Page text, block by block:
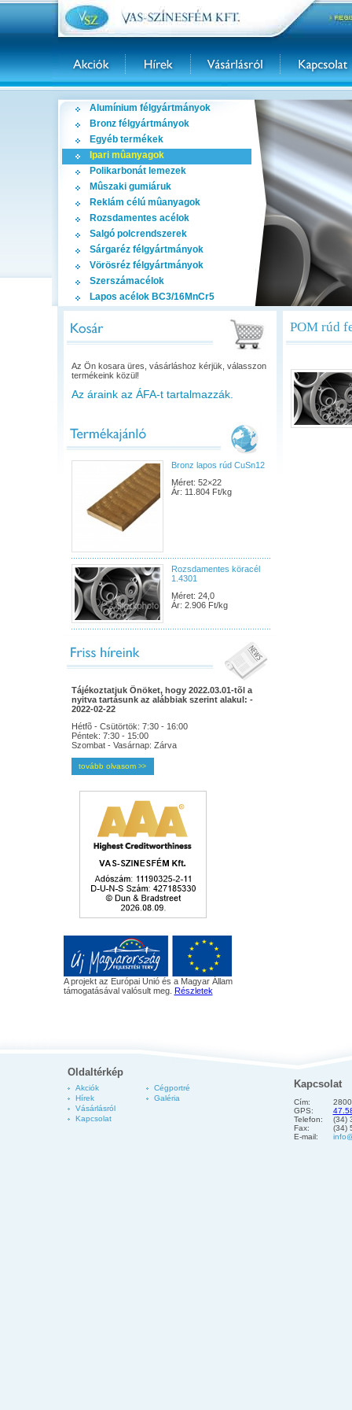
Alumínium félgyártmányok
Bronz félgyártmányok
Egyéb termékek
Ipari mûanyagok
Polikarbonát lemezek
Mûszaki gumiáruk
Reklám célú mûanyagok
Rozsdamentes acélok
Salgó polcrendszerek
Sárgaréz félgyártmányok
Vörösréz félgyártmányok
Szerszámacélok
Lapos acélok BC3/16MnCr5
Az Ön kosara üres, vásárláshoz kérjük, válasszon
termékeink közül!
Az áraink az ÁFA-t tartalmazzák.
Bronz lapos rúd CuSn12
Méret: 52×22
Ár: 11.804 Ft/kg
Rozsdamentes köracél
1.4301
Méret: 24,0
Ár: 2.906 Ft/kg
Tájékoztatjuk Önöket, hogy 2022.03.01-tõl a
nyitva tartásunk az alábbiak szerint alakul: -
2022-02-22
Hétfõ - Csütörtök: 7:30 - 16:00
Péntek: 7:30 - 15:00
Szombat - Vasárnap: Zárva
tovább olvasom >>
A projekt az Európai Unió és a Magyar Állam
támogatásával valósult meg. Részletek
POM rúd
Oldaltérkép
Akciók
Hírek
Vásárlásról
Kapcsolat
Cégportré
Galéria
Kapcsolat
Cím:
GPS:
Telefon:
(34)
Fax:
(34)
E-mail: